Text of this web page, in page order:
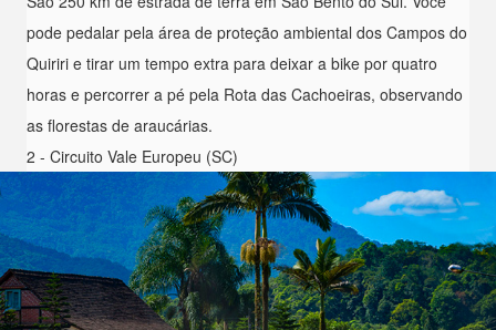
pode pedalar pela área de proteção ambiental dos Campos do
Quiriri e tirar um tempo extra para deixar a bike por quatro
horas e percorrer a pé pela Rota das Cachoeiras, observando
as florestas de araucárias.
2 - Circuito Vale Europeu (SC)